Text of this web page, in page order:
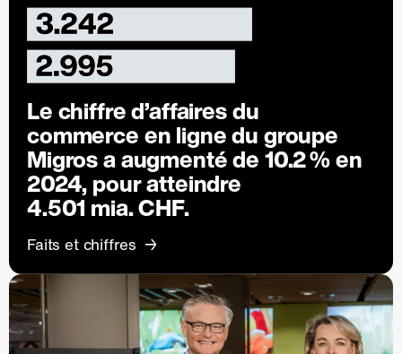
Le chiffre d’affaires du
commerce en ligne du groupe
Migros a augmenté de10.2 %en
2024, pour atteindre
4.501 mia. CHF.
Faits et chiffres